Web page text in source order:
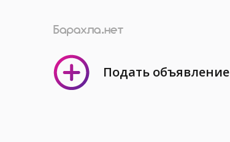
Подать объявление